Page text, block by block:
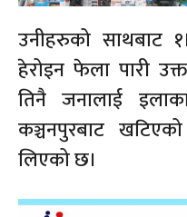
उनीहरुको साथबाट
हेरोइन फेला पारी
तिनै जनालाई
कञ्चनपुरबाट
लिएको छ।